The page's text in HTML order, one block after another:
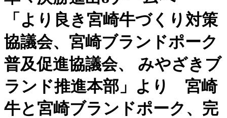
「より良き宮崎牛づくり対策
協議会、宮崎ブランドポーク
普及促進協議会、 みやざきブ
ランド推進本部」より 宮崎
牛と宮崎ブランドポーク、完